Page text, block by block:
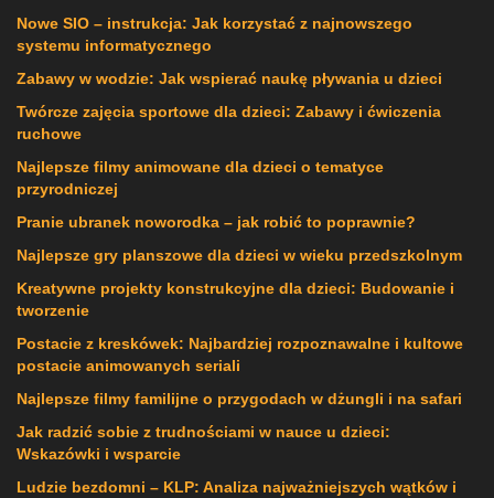
Nowe SIO – instrukcja: Jak korzystać z najnowszego
systemu informatycznego
Zabawy w wodzie: Jak wspierać naukę pływania u dzieci
Twórcze zajęcia sportowe dla dzieci: Zabawy i ćwiczenia
ruchowe
Najlepsze filmy animowane dla dzieci o tematyce
przyrodniczej
Pranie ubranek noworodka – jak robić to poprawnie?
Najlepsze gry planszowe dla dzieci w wieku przedszkolnym
Kreatywne projekty konstrukcyjne dla dzieci: Budowanie i
tworzenie
Postacie z kreskówek: Najbardziej rozpoznawalne i kultowe
postacie animowanych seriali
Najlepsze filmy familijne o przygodach w dżungli i na safari
Jak radzić sobie z trudnościami w nauce u dzieci:
Wskazówki i wsparcie
Ludzie bezdomni – KLP: Analiza najważniejszych wątków i